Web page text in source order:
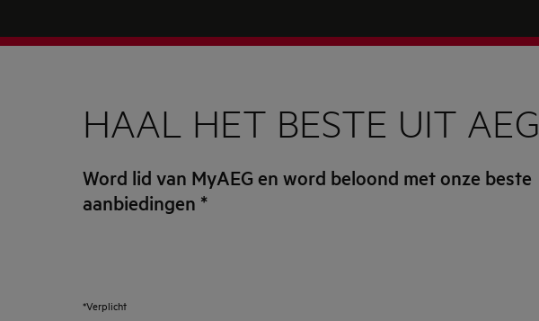
HAAL HET BESTE UIT AEG
Word lid van MyAEG en word beloond met onze beste
aanbiedingen *
*Verplicht